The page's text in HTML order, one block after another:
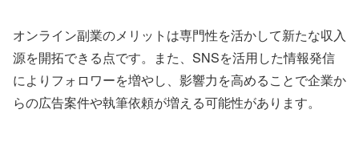
オンライン副業のメリットは専門性を活かして新たな収入
源を開拓できる点です。また、SNSを活用した情報発信
によりフォロワーを増やし、影響力を高めることで企業か
らの広告案件や執筆依頼が増える可能性があります。